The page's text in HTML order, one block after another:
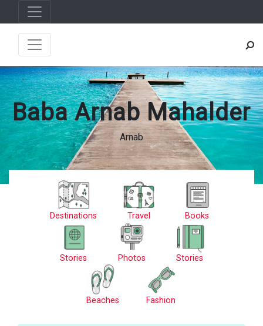
Baba Arnab Mahalder
Arnab
Destinations Travel Books
Stories Photos Stories
Beaches Fashion